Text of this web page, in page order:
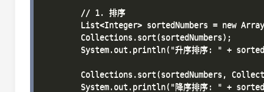
        // 1. 排序
List<Integer> sortedNumbers = new
        Collections.sort(sortedNumbers);
System.out.println("升序排序: " +
Collections.sort(sortedNumbers,
System.out.println("降序排序: " +